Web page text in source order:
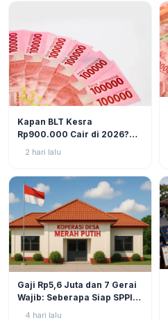
Kapan BLT Kesra
Rp900.000 Cair di 2026?
Simak Prediksi dan
2 hari lalu
Gaji Rp5,6 Juta dan 7 Gerai
Wajib: Seberapa Siap SPPI
4 hari lalu